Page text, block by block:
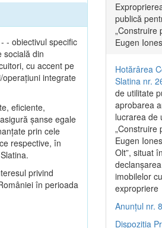
- obiectivul specific
socială din
cu accent pe
integrate
eficiente,
şanse egale
prin cele
respective, în
privind
în perioada
publică
„Construire
Eugen
Hotărârea
Slatina nr.
de utilitate
aprobarea
lucrarea de
„Construire
Eugen
Olt”, situat
imobilelor
expropriere
Anunțul nr.
Dispoziția